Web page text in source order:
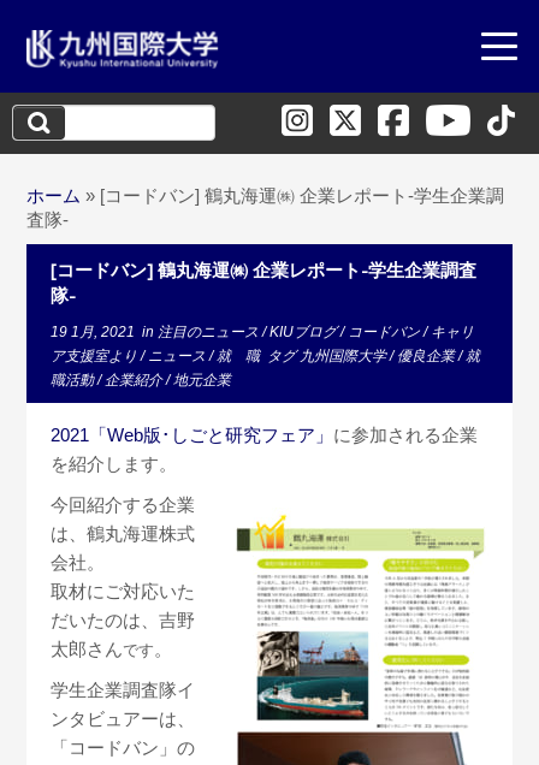
検
索:
ホーム » [コードバン] 鶴丸海運㈱ 企業レポート-学生企業調
査隊-
[コードバン] 鶴丸海運㈱ 企業レポート-学生企業調査
隊-
19 1月, 2021 in 注目のニュース/KIUブログ/ コードバン/キャリ
ア支援室より/ニュース/就 職 タグ九州国際大学/優良企業/就
職活動/企業紹介/地元企業
2021「Web版･しごと研究フェア」 に参加される企業
を紹介します。
今回紹介する企業
は、鶴丸海運株式
会社。
取材にご対応いた
だいたのは、吉野
太郎さんです 。
学生企業調査隊イ
ンタビュアーは、
「コードバン」の